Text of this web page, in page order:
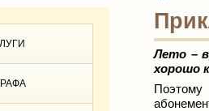
Лето –
хорошо
Поэтому